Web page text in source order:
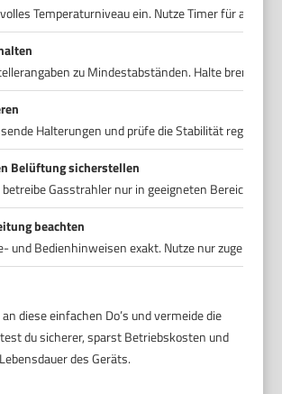
Temperaturniveau ein. Nutze Timer für
zu Mindestabständen. Halte
Halterungen und prüfe die Stabilität
Belüftung sicherstellen
Gasstrahler nur in geeigneten Bereichen.
beachten
und Bedienhinweisen exakt. Nutze nur
diese einfachen Do’s und vermeide die
du sicherer, sparst Betriebskosten und
des Geräts.